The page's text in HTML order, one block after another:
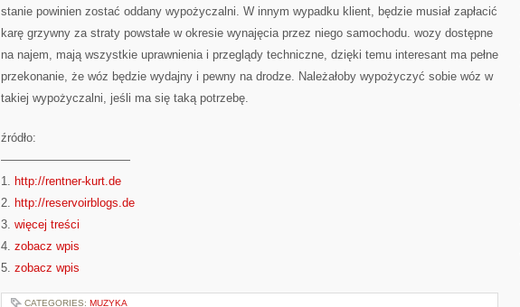
stanie powinien zostać oddany wypożyczalni. W innym wypadku klient, będzie musiał zapłacić
karę grzywny za straty powstałe w okresie wynajęcia przez niego samochodu. wozy dostępne
na najem, mają wszystkie uprawnienia i przeglądy techniczne, dzięki temu interesant ma pełne
przekonanie, że wóz będzie wydajny i pewny na drodze. Należałoby wypożyczyć sobie wóz w
takiej wypożyczalni, jeśli ma się taką potrzebę.
źródło:
———————————
1. http://rentner-kurt.de
2. http://reservoirblogs.de
3. więcej treści
4. zobacz wpis
5. zobacz wpis
CATEGORIES: MUZYKA